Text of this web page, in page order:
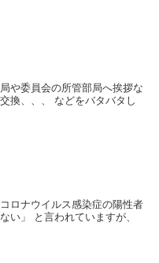
や委員会の所管部局へ挨拶な
換、、、 などをバタバタし
ロナウイルス感染症の陽性者
い」 と言われていますが、